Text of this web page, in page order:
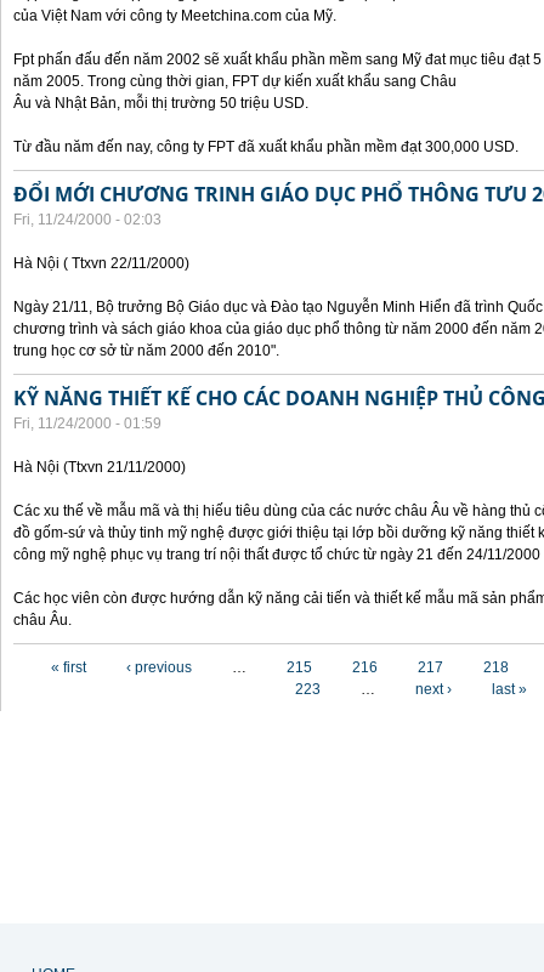
của Việt Nam với công ty Meetchina.com của Mỹ.
Fpt phấn đấu đến năm 2002 sẽ xuất khẩu phần mềm sang Mỹ đat mục tiêu đạt
năm 2005. Trong cùng thời gian, FPT dự kiến xuất khẩu sang Châu
Âu và Nhật Bản, mỗi thị trường 50 triệu USD.
Từ đầu năm đến nay, công ty FPT đã xuất khẩu phần mềm đạt 300,000 USD.
ĐỔI MỚI CHƯƠNG TRINH GIÁO DỤC PHỔ THÔNG TƯU
Fri, 11/24/2000 - 02:03
Hà Nội ( Ttxvn 22/11/2000)
Ngày 21/11, Bộ trưởng Bộ Giáo dục và Đào tạo Nguyễn Minh Hiển đã trình
chương trình và sách giáo khoa của giáo dục phổ thông từ năm 2000 đến năm
trung học cơ sở từ năm 2000 đến 2010".
KỸ NĂNG THIẾT KẾ CHO CÁC DOANH NGHIỆP THỦ
Fri, 11/24/2000 - 01:59
Hà Nội (Ttxvn 21/11/2000)
Các xu thế về mẫu mã và thị hiếu tiêu dùng của các nước châu Âu về hàng thủ
đồ gốm-sứ và thủy tinh mỹ nghệ được giới thiệu tại lớp bồi dưỡng kỹ năng thiết
công mỹ nghệ phục vụ trang trí nội thất được tổ chức từ ngày 21 đến 24/11/2000
Các học viên còn được hướng dẫn kỹ năng cải tiến và thiết kế mẫu mã sản
châu Âu.
« first ‹ previous … 215 216 217
218
223
… next › last »